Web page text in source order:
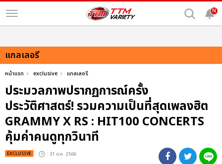
N
แกลเลอรี
หน้าแรก exclusive แกลเลอรี
ประมวลภาพปรากฏการณ์ครั้ง
ประวัติศาสตร์! รวมความเป็นที่สุดเพลงฮิต
GRAMMY X RS : HIT100 CONCERTS
คุ้มค่าคนดูทุกวินาที
EXCLUSIVE : 31 ต.ค. 2566